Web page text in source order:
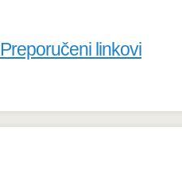
Preporučeni linkovi